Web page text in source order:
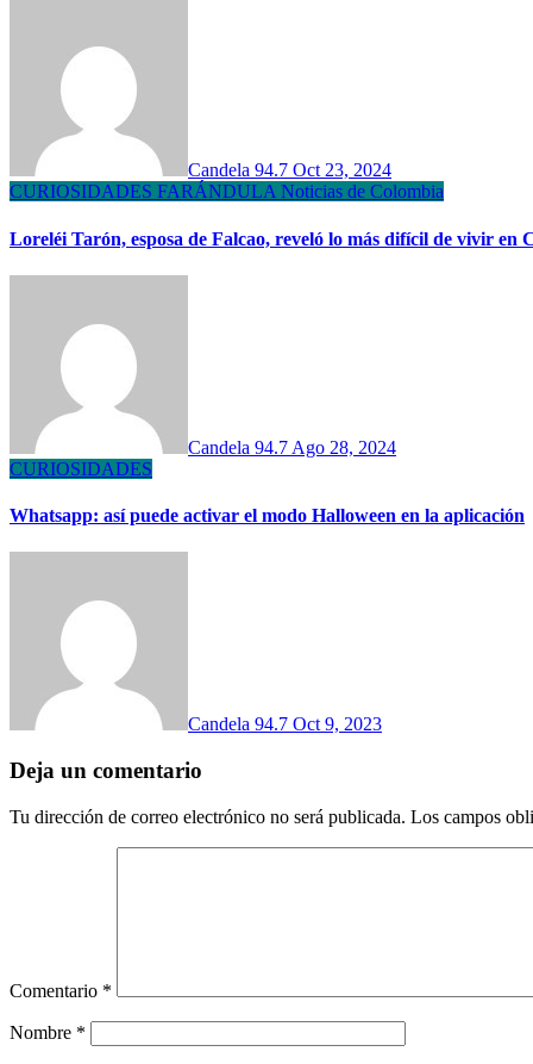
Candela 94.7 Oct 23, 2024
CURIOSIDADES FARÁNDULA Noticias de Colombia
Loreléi Tarón, esposa de Falcao, reveló lo más difícil de vivir en
Candela 94.7 Ago 28, 2024
CURIOSIDADES
Whatsapp: así puede activar el modo Halloween en la aplicación
Candela 94.7 Oct 9, 2023
Deja un comentario
Tu dirección de correo electrónico no será publicada. Los campos
Comentario *
Nombre *